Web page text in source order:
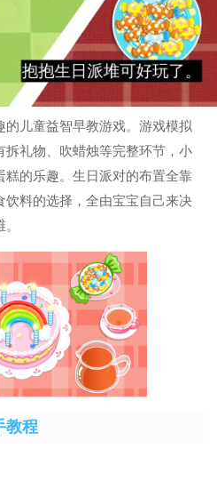
儿童益智早教游戏。游戏模拟
礼物、吹蜡烛等完整环节，小
糕的乐趣。生日派对的布置全靠
料的选择，全由宝宝自己来决
教程